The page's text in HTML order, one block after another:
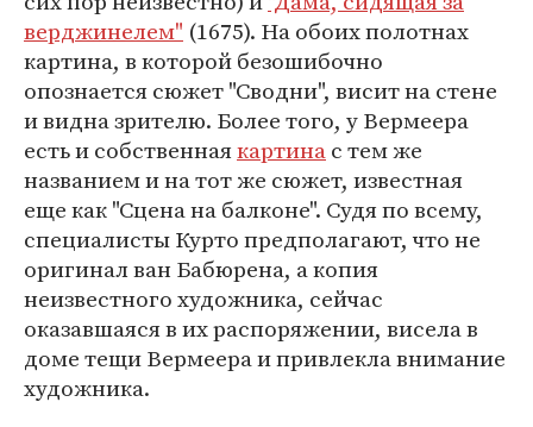
верджинелем" (1675). На обоих полотнах
картина, в которой безошибочно
опознается сюжет "Сводни", висит на стене
и видна зрителю. Более того, у Вермеера
есть и собственнаякартинас тем же
названием и на тот же сюжет, известная
еще как "Сцена на балконе". Судя по всему,
специалисты Курто предполагают, что не
оригинал ван Бабюрена, а копия
неизвестного художника, сейчас
оказавшаяся в их распоряжении, висела в
доме тещи Вермеера и привлекла внимание
художника.